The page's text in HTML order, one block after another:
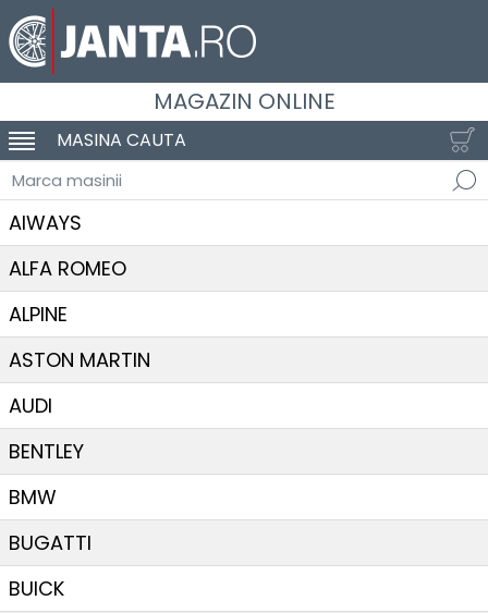
MAGAZIN ONLINE
SCHIMBA NAVIGAREA
MASINA CAUTA
Marca masinii
AIWAYS
ALFA ROMEO
ALPINE
ASTON MARTIN
AUDI
BENTLEY
BMW
BUGATTI
BUICK